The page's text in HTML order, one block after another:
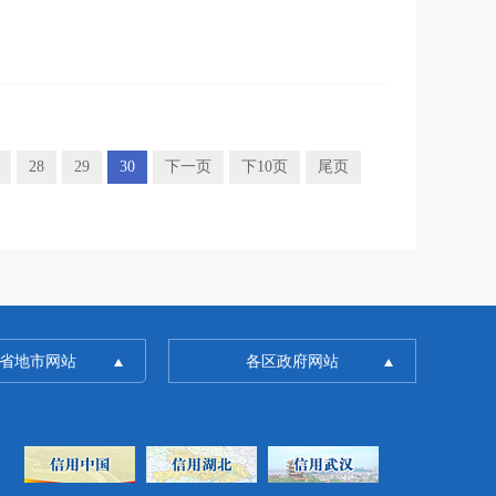
28 29 30 下一页 下10页 尾页
地市网站 各区政府网站